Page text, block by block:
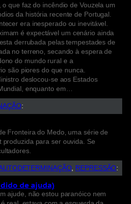
que faz do incêndio de Vouzela um
da história recente de Portugal.
era inesperado ou inevitável.
é expectável um cenário ainda
derrubada pelas tempestades de
no terreno, secando à espera de
do mundo rural e a
são piores do que nunca.
deslocou-se aos Estados
enquanto em…
:
Fronteira do Medo, uma série de
produzida para ser ouvida. Se
, REPRESSÃO:
de ajuda)
ajude, não estou paranóico nem